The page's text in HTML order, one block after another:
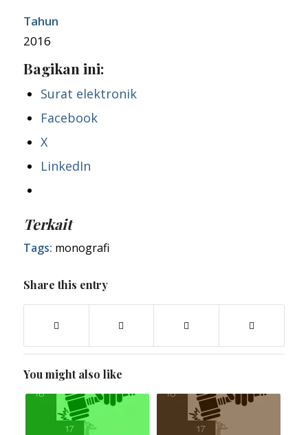
Tahun
2016
Bagikan ini:
Surat elektronik
Facebook
X
LinkedIn
Terkait
Tags: monografi
Share this entry
You might also like